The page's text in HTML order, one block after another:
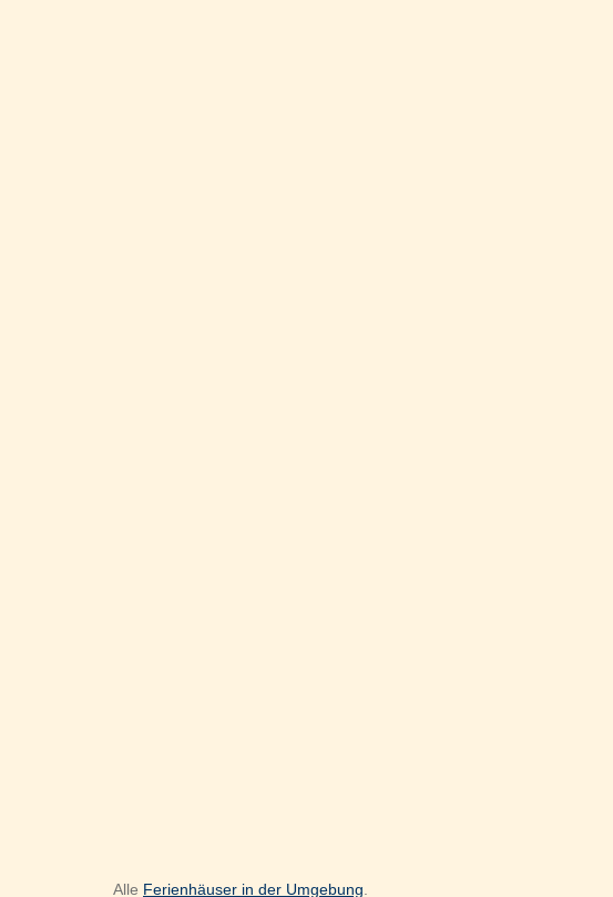
Alle Ferienhäuser in der Umgebung